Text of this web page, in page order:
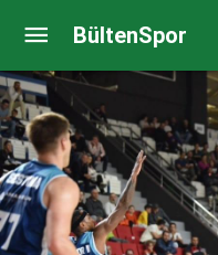
BültenSpor
Elazığ İl Özel İdare-
78-64